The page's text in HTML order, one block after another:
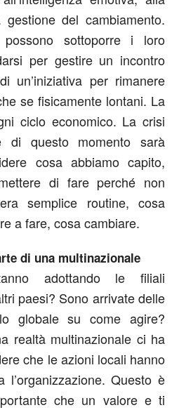
del cambiamento.
sottoporre i loro
per gestire un incontro
un’iniziativa per rimanere
se fisicamente lontani. La
ciclo economico. La crisi
di questo momento sarà
cosa abbiamo capito,
di fare perché non
semplice routine, cosa
a fare, cosa cambiare.
di una multinazionale
adottando le filiali
paesi? Sono arrivate delle
globale su come agire?
realtà multinazionale ci ha
che le azioni locali hanno
l’organizzazione. Questo è
che un valore e ti